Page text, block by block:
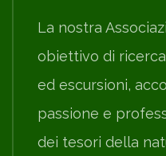
La nostra
obiettivo di
ed escursioni,
passione e
dei tesori della